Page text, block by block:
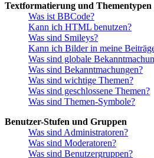
Textformatierung und Thementypen
Was ist BBCode?
Kann ich HTML benutzen?
Was sind Smileys?
Kann ich Bilder in meine
Was sind globale
Was sind Bekanntmachungen?
Was sind wichtige Themen?
Was sind geschlossene Themen?
Was sind Themen-Symbole?
Benutzer-Stufen und Gruppen
Was sind Administratoren?
Was sind Moderatoren?
Was sind Benutzergruppen?